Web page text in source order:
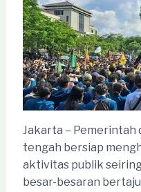
Jakarta – Pemerintah
tengah bersiap
aktivitas publik
besar-besaran